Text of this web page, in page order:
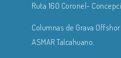
Ruta 160 Coronel-
Columnas de Grava
ASMAR Talcahuano.